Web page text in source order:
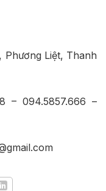
Liệt, Thanh
–